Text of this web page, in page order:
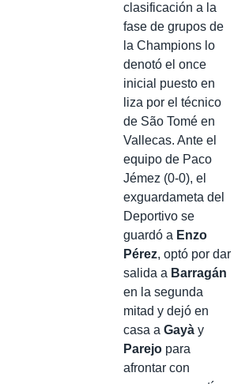
clasificación a la
fase de grupos de
la Champions lo
denotó el once
inicial puesto en
liza por el técnico
de São Tomé en
Vallecas. Ante el
equipo de Paco
Jémez (0-0), el
exguardameta del
Deportivo se
guardó a Enzo
Pérez, optó por dar
salida a Barragán
en la segunda
mitad y dejó en
casa a Gayà y
Parejo para
afrontar con